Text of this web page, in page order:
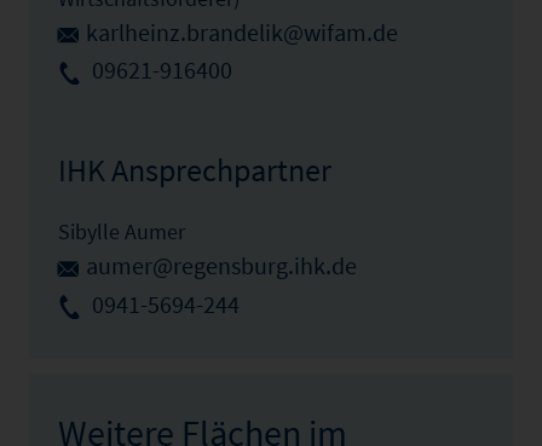
karlheinz.brandelik@wifam.de
09621-916400
IHK Ansprechpartner
Sibylle Aumer
aumer@regensburg.ihk.de
0941-5694-244
Weitere Flächen im